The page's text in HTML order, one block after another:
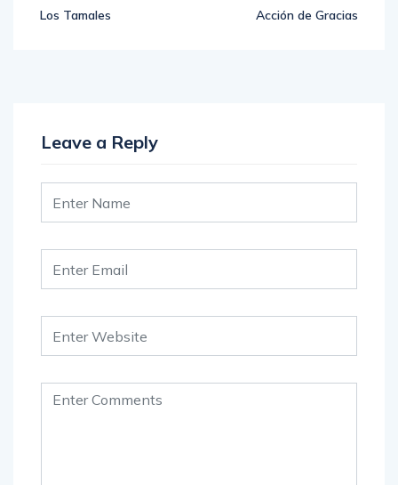
Los Tamales Acción de Gracias
Leave a Reply